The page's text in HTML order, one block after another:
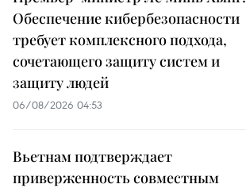
Обеспечение кибербезопасности
требует комплексного подхода,
сочетающего защиту систем и
защиту людей
06/08/2026 04:53
Вьетнам подтверждает
приверженность совместным